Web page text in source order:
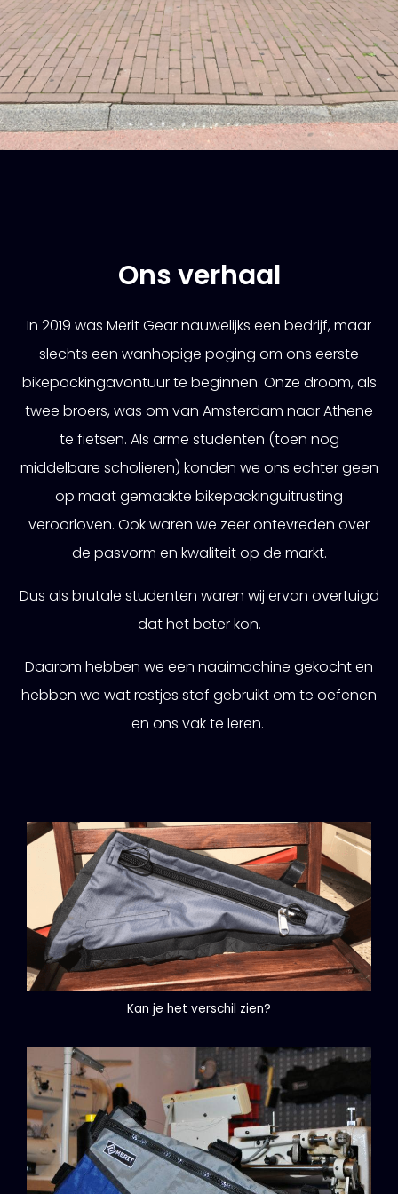
Ons verhaal
In 2019 was Merit Gear nauwelijks een bedrijf, maar
slechts een wanhopige poging om ons eerste
bikepackingavontuur te beginnen. Onze droom, als
twee broers, was om van Amsterdam naar Athene
te fietsen. Als arme studenten (toen nog
middelbare scholieren) konden we ons echter geen
op maat gemaakte bikepackinguitrusting
veroorloven. Ook waren we zeer ontevreden over
de pasvorm en kwaliteit op de markt.
Dus als brutale studenten waren wij ervan overtuigd
dat het beter kon.
Daarom hebben we een naaimachine gekocht en
hebben we wat restjes stof gebruikt om te oefenen
en ons vak te leren.
Kan je het verschil zien?